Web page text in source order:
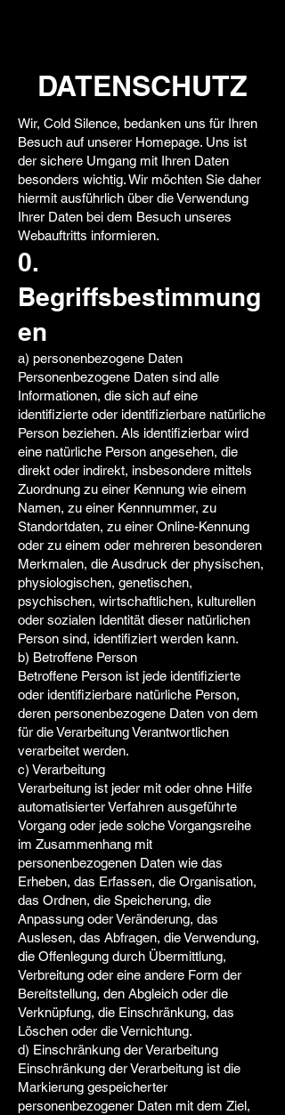
DATENSCHUTZ
Wir, Cold Silence, bedanken uns für Ihren
Besuch auf unserer Homepage. Uns ist
der sichere Umgang mit Ihren Daten
besonders wichtig. Wir möchten Sie daher
hiermit ausführlich über die Verwendung
Ihrer Daten bei dem Besuch unseres
Webauftritts informieren.
0.
Begriffsbestimmung
en
a) personenbezogene Daten
Personenbezogene Daten sind alle
Informationen, die sich auf eine
identifizierte oder identifizierbare natürliche
Person beziehen. Als identifizierbar wird
eine natürliche Person angesehen, die
direkt oder indirekt, insbesondere mittels
Zuordnung zu einer Kennung wie einem
Namen, zu einer Kennnummer, zu
Standortdaten, zu einer Online-Kennung
oder zu einem oder mehreren besonderen
Merkmalen, die Ausdruck der physischen,
physiologischen, genetischen,
psychischen, wirtschaftlichen, kulturellen
oder sozialen Identität dieser natürlichen
Person sind, identifiziert werden kann.
b) Betroffene Person
Betroffene Person ist jede identifizierte
oder identifizierbare natürliche Person,
deren personenbezogene Daten von dem
für die Verarbeitung Verantwortlichen
verarbeitet werden.
c) Verarbeitung
Verarbeitung ist jeder mit oder ohne Hilfe
automatisierter Verfahren ausgeführte
Vorgang oder jede solche Vorgangsreihe
im Zusammenhang mit
personenbezogenen Daten wie das
Erheben, das Erfassen, die Organisation,
das Ordnen, die Speicherung, die
Anpassung oder Veränderung, das
Auslesen, das Abfragen, die Verwendung,
die Offenlegung durch Übermittlung,
Verbreitung oder eine andere Form der
Bereitstellung, den Abgleich oder die
Verknüpfung, die Einschränkung, das
Löschen oder die Vernichtung.
d) Einschränkung der Verarbeitung
Einschränkung der Verarbeitung ist die
Markierung gespeicherter
personenbezogener Daten mit dem Ziel,